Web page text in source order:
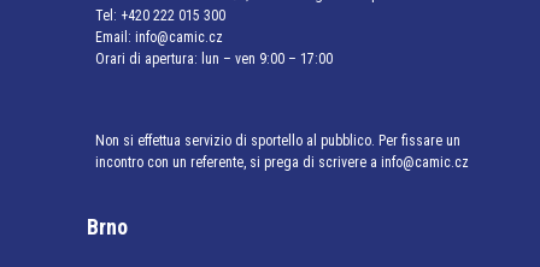
Tel: +420 222 015 300
Email: info@camic.cz
Orari di apertura: lun – ven 9:00 – 17:00
Non si effettua servizio di sportello al pubblico. Per fissare un
incontro con un referente, si prega di scrivere a info@camic.cz
Brno